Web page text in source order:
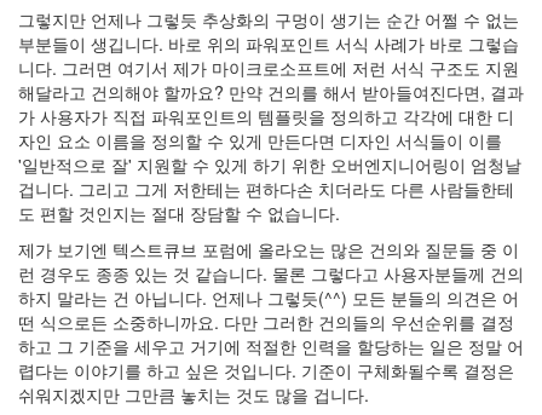
그렇지만 언제나 그렇듯 추상화의 구멍이 생기는 순간 어쩔 수 없는
부분들이 생깁니다. 바로 위의 파워포인트 서식 사례가 바로 그렇습
니다. 그러면 여기서 제가 마이크로소프트에 저런 서식 구조도 지원
해달라고 건의해야 할까요? 만약 건의를 해서 받아들여진다면, 결과
가 사용자가 직접 파워포인트의 템플릿을 정의하고 각각에 대한 디
자인 요소 이름을 정의할 수 있게 만든다면 디자인 서식들이 이를
'일반적으로 잘' 지원할 수 있게 하기 위한 오버엔지니어링이 엄청날
겁니다. 그리고 그게 저한테는 편하다손 치더라도 다른 사람들한테
도 편할 것인지는 절대 장담할 수 없습니다.
제가 보기엔 텍스트큐브 포럼에 올라오는 많은 건의와 질문들 중 이
런 경우도 종종 있는 것 같습니다. 물론 그렇다고 사용자분들께 건의
하지 말라는 건 아닙니다. 언제나 그렇듯(^^) 모든 분들의 의견은 어
떤 식으로든 소중하니까요. 다만 그러한 건의들의 우선순위를 결정
하고 그 기준을 세우고 거기에 적절한 인력을 할당하는 일은 정말 어
렵다는 이야기를 하고 싶은 것입니다. 기준이 구체화될수록 결정은
쉬워지겠지만 그만큼 놓치는 것도 많을 겁니다.
전
체
130
따
뜻
한
이
야
기
차
가
운
이
야
기
10